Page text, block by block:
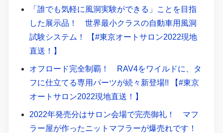
「誰でも気軽に風洞実験ができる」ことを目指
した展示品！ 世界最小クラスの自動車用風洞
試験システム！ 【#東京オートサロン2022現地
直送！】
オフロード完全制覇！ RAV4をワイルドに、タ
フに仕立てる専用パーツが続々新登場!! 【#東京
オートサロン2022現地直送！】
2022年発売分はサロン会場で完売御礼！ マフ
ラー屋が作ったニットマフラーが爆売れです！